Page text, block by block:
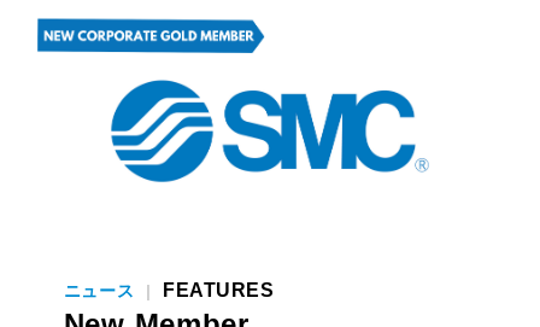
New Member
Introduction: SMC